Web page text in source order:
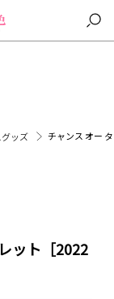
ッズ チャンス オー
ット［2022